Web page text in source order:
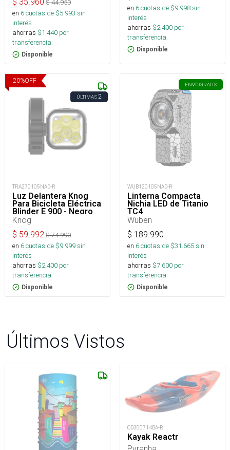
$44.950
en 6cuotas de $5.993 sin
interés
ahorras $1.440 por
transferencia.
Disponible
en 6cuotas de $9.998sin
interés
ahorras $2.400 por
transferencia.
Disponible
20%OFF
ÚLTIMAS2
TRA270105NAD-R
Luz Delantera Knog
Para Bicicleta Eléctrica
Blinder E 900 - Negro
Knog
$ 59.992 $74.990
en 6cuotas de $9.999sin
interés
ahorras $2.400 por
transferencia.
Disponible
ENVÍOGRATIS
WUB120105NAD-R
Linterna Compacta
Nichia LED de Titanio
TC4
Wuben
$ 189.990
en 6cuotas de $31.665sin
interés
ahorras $7.600 por
transferencia.
Disponible
Últimos Vistos
OD300714BA-R
Kayak Reactr